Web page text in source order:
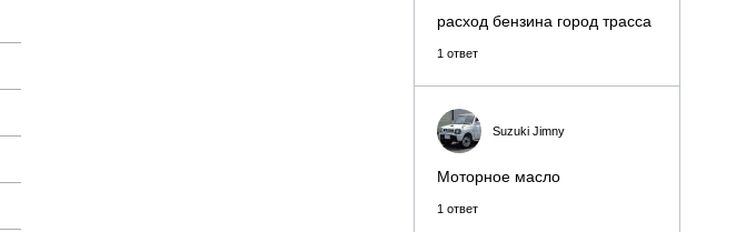
расход бензина город трасса
1 ответ
Suzuki Jimny
Моторное масло
1 ответ